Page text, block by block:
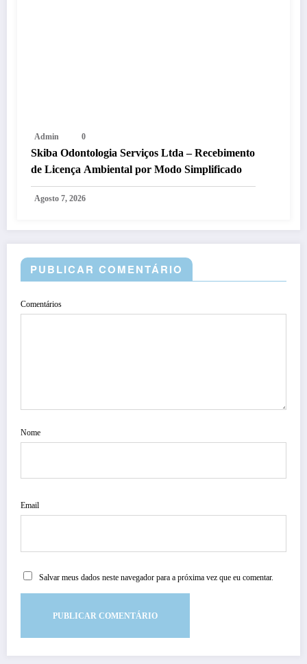
Admin 0
Skiba Odontologia Serviços Ltda – Recebimento
de Licença Ambiental por Modo Simplificado
Agosto 7, 2026
PUBLICAR COMENTÁRIO
Comentários
Nome
Email
Salvar meus dados neste navegador para a próxima vez que eu comentar.